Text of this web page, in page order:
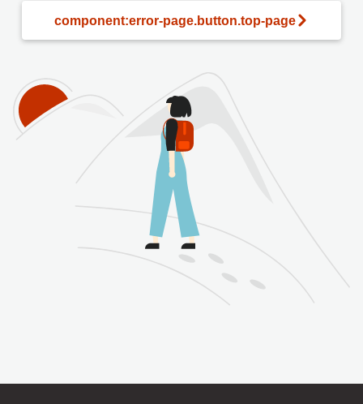
component:error-page.button.top-page